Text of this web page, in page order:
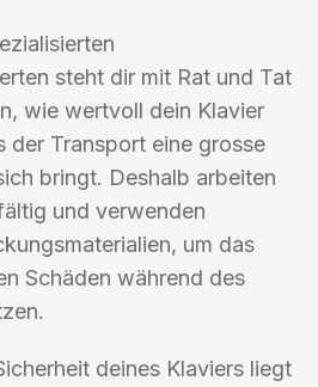
steht dir mit Rat und Tat
wie wertvoll dein Klavier
der Transport eine grosse
bringt. Deshalb arbeiten
und verwenden
um das
Schäden während des
deines Klaviers liegt